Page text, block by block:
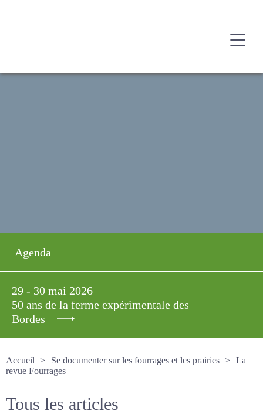
Agenda
29 - 30 mai 2026
50 ans de la ferme expérimentale des
Bordes
Accueil
Se documenter sur les fourrages et les prairies
La revue Fourrages
Tous les articles